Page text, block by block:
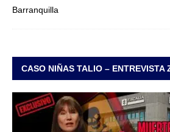
CASO NIÑAS TALIO – ENTREVISTA